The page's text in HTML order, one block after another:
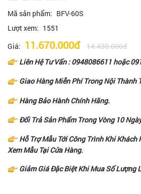
Mã sản phẩm: BFV-60S
Lượt xem: 1551
Giá: 11.670.000đ
14.430.000đ
Liên Hệ Tư Vấn :0948086611 hoặc
Giao Hàng Miễn Phí Trong Nội Thành
Hàng Bảo Hành Chính Hãng.
Đổi Trả Sản Phẩm Trong Vòng 10
Hỗ Trợ Mẫu Tới Công Trình Khi Khách
Xem Mẫu Tại Cửa Hàng.
Giảm Giá Đặc Biệt Khi Mua Số Lượng